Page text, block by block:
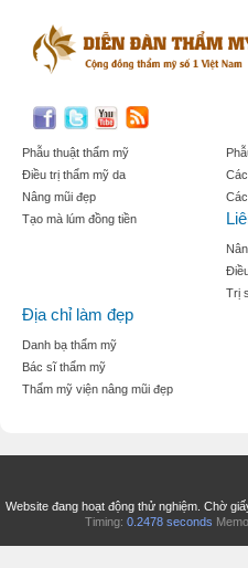
Phẫu thuật thẩm mỹ
Điều trị thẩm mỹ da
Nâng mũi đẹp
Tạo mà lúm đồng tiền
Trị
Địa chỉ làm đẹp
Danh bạ thẩm mỹ
Bác sĩ thẩm mỹ
Thẩm mỹ viện nâng mũi đẹp
Website đang hoạt động thử nghiệm. Chờ
Timing: 0.2478 seconds